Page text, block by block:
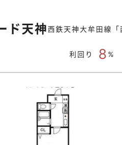
ド天神西鉄天神大牟田線
利回り 8 %